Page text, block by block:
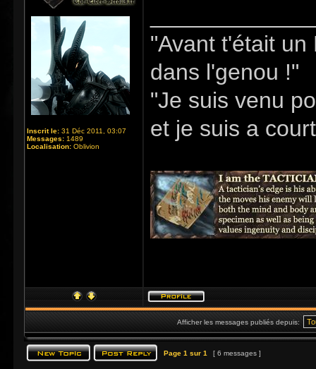
Inscrit le: 31 Déc 2011, 03:07
Messages: 1489
Localisation: Oblivion
"Avant t'était
dans l'genou !"
"Je suis venu
et je suis a
Afficher les messages publiés depuis:
Page 1 sur 1 [ 6 messages ]